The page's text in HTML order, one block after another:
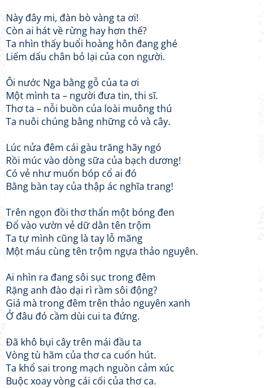
Này đây mi, đàn bò vàng ta ơi!
Còn ai hát về rừng hay hơn thế?
Ta nhìn thấy buổi hoàng hôn đang ghé
Liếm dấu chân bỏ lại của con người.
Ôi nước Nga bằng gỗ của ta ơi
Một mình ta – người đưa tin, thi sĩ.
Thơ ta – nỗi buồn của loài muông thú
Ta nuôi chúng bằng những cỏ và cây.
Lúc nửa đêm cái gàu trăng hãy ngó
Rồi múc vào dòng sữa của bạch dương!
Có vẻ như muốn bóp cổ ai đó
Bằng bàn tay của thập ác nghĩa trang!
Trên ngọn đồi thơ thẩn một bóng đen
Đổ vào vườn vẻ dữ dằn tên trộm
Ta tự mình cũng là tay lỗ mãng
Một máu cùng tên trộm ngựa thảo nguyên.
Ai nhìn ra đang sôi sục trong đêm
Rặng anh đào dại rì rầm sôi động?
Giá mà trong đêm trên thảo nguyên xanh
Ở đâu đó cầm dùi cui ta đứng.
Đã khô bụi cây trên mái đầu ta
Vòng tù hãm của thơ ca cuốn hút.
Ta khổ sai trong mạch nguồn cảm xúc
Buộc xoay vòng cái cối của thơ ca.